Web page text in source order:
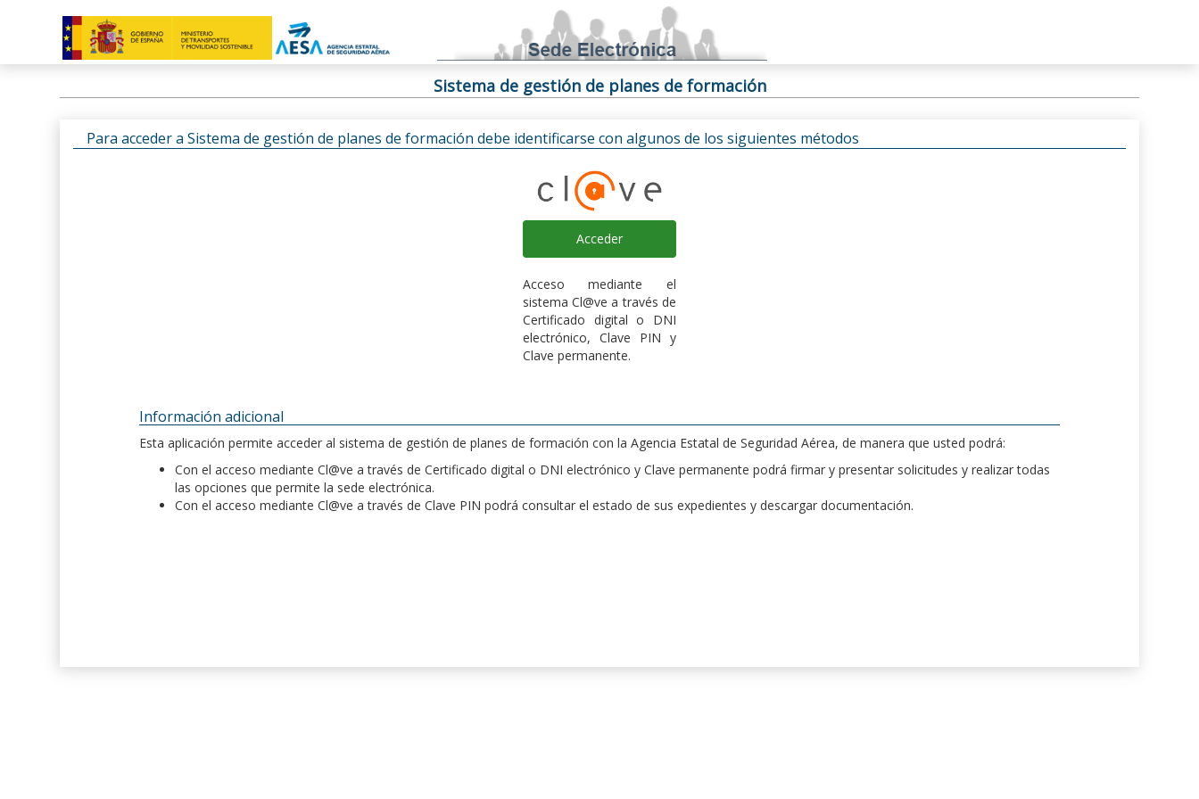
Sistema de gestión de planes de formación
Para acceder a Sistema de gestión de planes de formación debe identificarse con algunos de los siguientes métodos
Acceder
Acceso mediante el
sistema Cl@ve a través de
Certificado digital o DNI
electrónico, Clave PIN y
Clave permanente.
Información adicional
Esta aplicación permite acceder al sistema de gestión de planes de formación con la Agencia Estatal de Seguridad Aérea, de manera que usted podrá:
Con el acceso mediante Cl@ve a través de Certificado digital o DNI electrónico y Clave permanente podrá firmar y presentar solicitudes y realizar todas
las opciones que permite la sede electrónica.
Con el acceso mediante Cl@ve a través de Clave PIN podrá consultar el estado de sus expedientes y descargar documentación.